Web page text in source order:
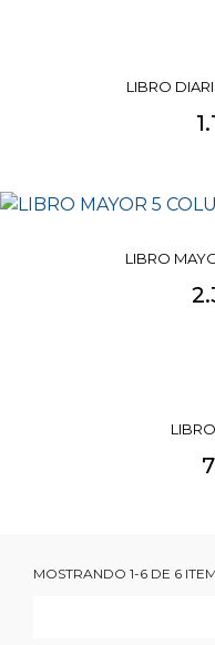
LIBRO
LIBRO
MOSTRANDO 1-6 DE 6